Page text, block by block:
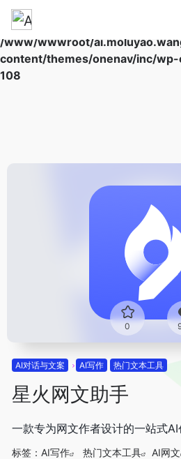
Warning
/www/wwwroot/
content/themes/onenav/inc/
108
0
AI对话与文案 AI写作 热门文本工具
星火网文助手
一款专为网文作者设计的一站式AI
标签： AI写作 热门文本工具 AI网文